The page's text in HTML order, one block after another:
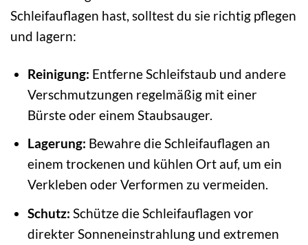
Schleifauflagen hast, solltest du sie richtig pflegen
und lagern:
Reinigung: Entferne Schleifstaub und andere
Verschmutzungen regelmäßig mit einer
Bürste oder einem Staubsauger.
Lagerung: Bewahre die Schleifauflagen an
einem trockenen und kühlen Ort auf, um ein
Verkleben oder Verformen zu vermeiden.
Schutz: Schütze die Schleifauflagen vor
direkter Sonneneinstrahlung und extremen